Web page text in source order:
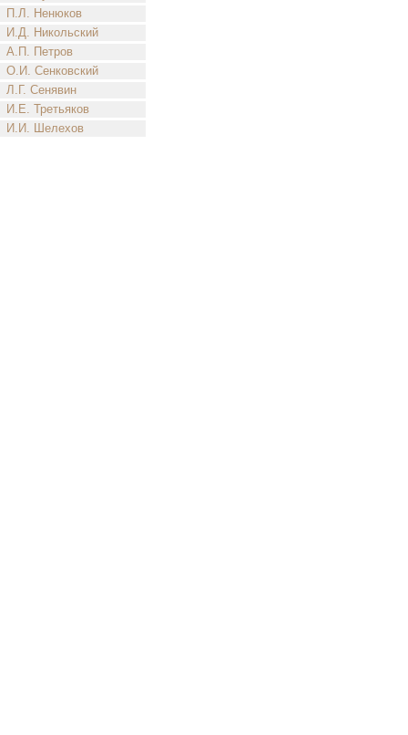
П.Л. Ненюков
И.Д. Никольский
А.П. Петров
О.И. Сенковский
Л.Г. Сенявин
И.Е. Третьяков
И.И. Шелехов